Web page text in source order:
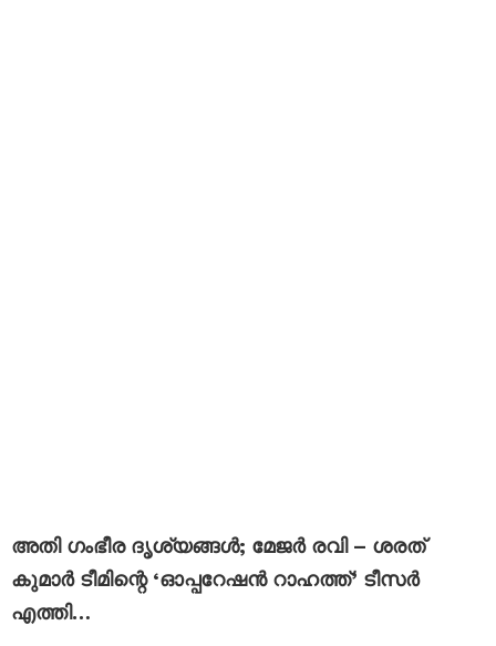
അതി ഗംഭീര ദൃശ്യങ്ങൾ; മേജർ രവി – ശരത്
കുമാർ ടീമിന്റെ ‘ഓപ്പറേഷന്‍ റാഹത്ത്’ ടീസർ
എത്തി…